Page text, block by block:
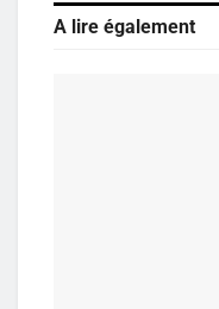
A lire également